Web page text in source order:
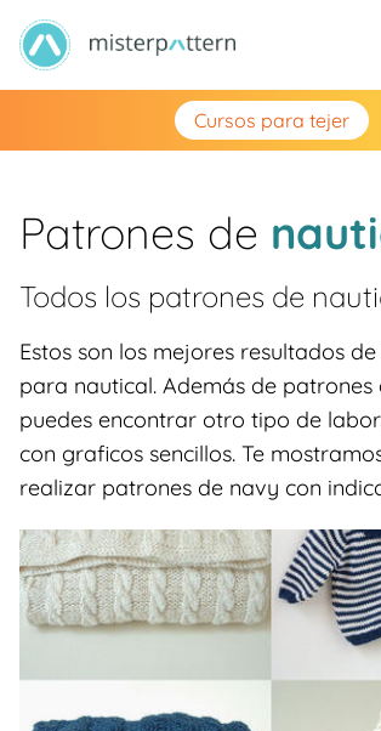
Cursos para tejer
Patrones de
Todos los patrones de
Estos son los mejores resultados
para nautical. Además de patrones
puedes encontrar otro tipo de
con graficos sencillos. Te
realizar patrones de navy con